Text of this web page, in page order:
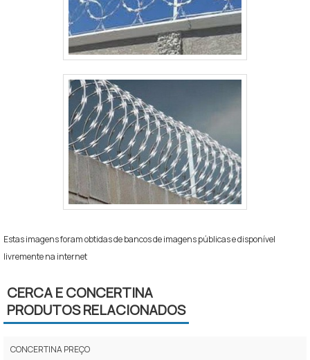
Estas imagens foram obtidas de bancos de imagens públicas e disponível
livremente na internet
CERCA E CONCERTINA
PRODUTOS RELACIONADOS
CONCERTINA PREÇO